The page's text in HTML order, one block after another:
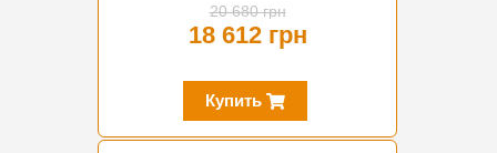
20 680 грн
18 612 грн
Купить